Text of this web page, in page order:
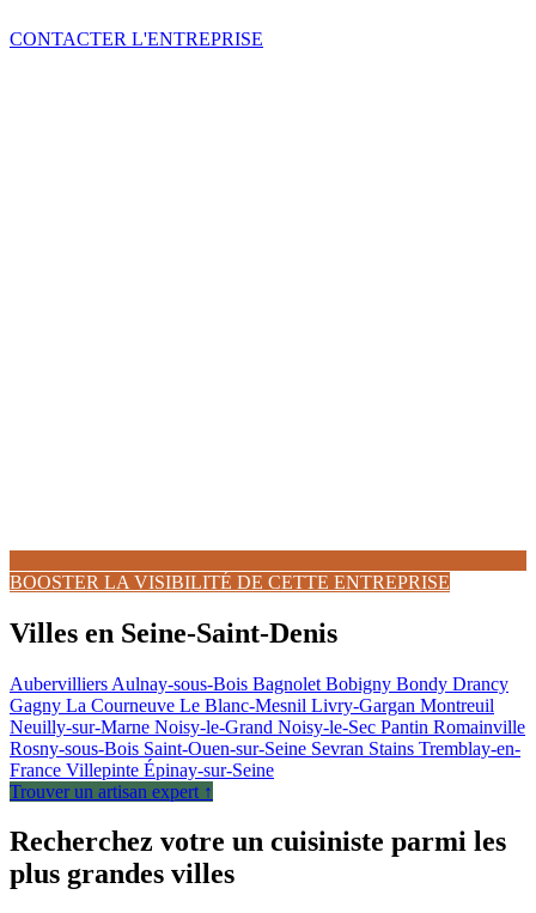
CONTACTER L'ENTREPRISE
BOOSTER LA VISIBILITÉ DE CETTE ENTREPRISE
Villes en Seine-Saint-Denis
Aubervilliers Aulnay-sous-Bois Bagnolet Bobigny Bondy Drancy
Gagny La Courneuve Le Blanc-Mesnil Livry-Gargan Montreuil
Neuilly-sur-Marne Noisy-le-Grand Noisy-le-Sec Pantin Romainville
Rosny-sous-Bois Saint-Ouen-sur-Seine Sevran Stains Tremblay-en-
France Villepinte Épinay-sur-Seine
Trouver un artisan expert ↑
Recherchez votre un cuisiniste parmi les
plus grandes villes